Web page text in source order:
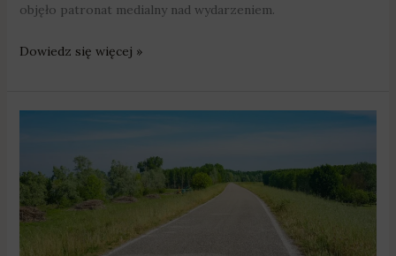
objęło patronat medialny nad wydarzeniem.
Dowiedz się więcej »
zł
na
drogi